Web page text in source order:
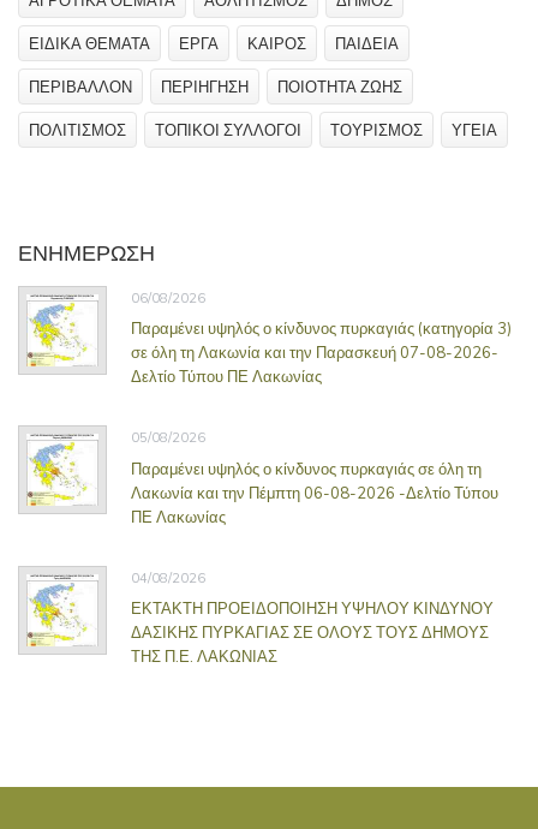
ΕΙΔΙΚΑ ΘΕΜΑΤΑ ΕΡΓΑ ΚΑΙΡΟΣ ΠΑΙΔΕΙΑ
ΠΕΡΙΒΑΛΛΟΝ ΠΕΡΙΗΓΗΣΗ ΠΟΙΟΤΗΤΑ ΖΩΗΣ
ΠΟΛΙΤΙΣΜΟΣ ΤΟΠΙΚΟΙ ΣΥΛΛΟΓΟΙ ΤΟΥΡΙΣΜΟΣ ΥΓΕΙΑ
ΕΝΗΜΕΡΩΣΗ
06/08/2026
Παραμένει υψηλός ο κίνδυνος πυρκαγιάς (κατηγορία 3)
σε όλη τη Λακωνία και την Παρασκευή 07-08-2026-
Δελτίο Τύπου ΠΕ Λακωνίας
05/08/2026
Παραμένει υψηλός ο κίνδυνος πυρκαγιάς σε όλη τη
Λακωνία και την Πέμπτη 06-08-2026 -Δελτίο Τύπου
ΠΕ Λακωνίας
04/08/2026
ΕΚΤΑΚΤΗ ΠΡΟΕΙΔΟΠΟΙΗΣΗ ΥΨΗΛΟΥ ΚΙΝΔΥΝΟΥ
ΔΑΣΙΚΗΣ ΠΥΡΚΑΓΙΑΣ ΣΕ ΟΛΟΥΣ ΤΟΥΣ ΔΗΜΟΥΣ
ΤΗΣ Π.Ε. ΛΑΚΩΝΙΑΣ